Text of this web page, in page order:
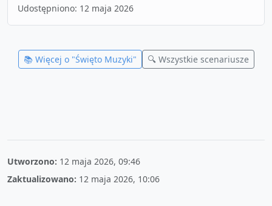
Udostępniono: 12 maja 2026
📚 Więcej o "Święto Muzyki" 🔍 Wszystkie scenariusze
Utworzono: 12 maja 2026, 09:46
Zaktualizowano: 12 maja 2026, 10:06